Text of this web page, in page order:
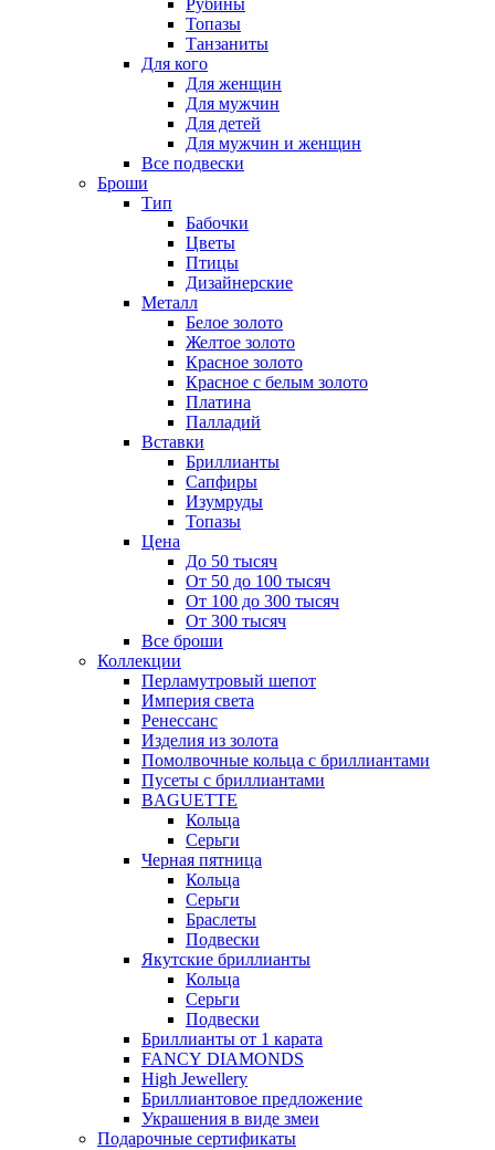
Рубины
Топазы
Танзаниты
Для кого
Для женщин
Для мужчин
Для детей
Для мужчин и женщин
Все подвески
Броши
Тип
Бабочки
Цветы
Птицы
Дизайнерские
Металл
Белое золото
Желтое золото
Красное золото
Красное с белым золото
Платина
Палладий
Вставки
Бриллианты
Сапфиры
Изумруды
Топазы
Цена
До 50 тысяч
От 50 до 100 тысяч
От 100 до 300 тысяч
От 300 тысяч
Все броши
Коллекции
Перламутровый шепот
Империя света
Ренессанс
Изделия из золота
Помолвочные кольца с бриллиантами
Пусеты с бриллиантами
BAGUETTE
Кольца
Серьги
Черная пятница
Кольца
Серьги
Браслеты
Подвески
Якутские бриллианты
Кольца
Серьги
Подвески
Бриллианты от 1 карата
FANCY DIAMONDS
High Jewellery
Бриллиантовое предложение
Украшения в виде змеи
Подарочные сертификаты